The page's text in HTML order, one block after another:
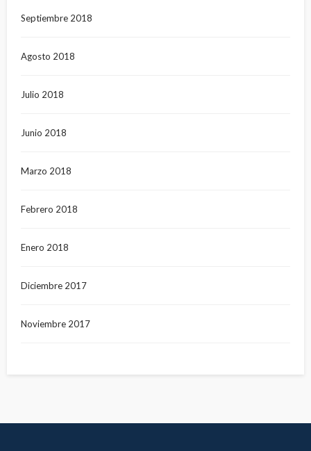
Septiembre 2018
Agosto 2018
Julio 2018
Junio 2018
Marzo 2018
Febrero 2018
Enero 2018
Diciembre 2017
Noviembre 2017